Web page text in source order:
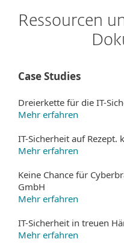
Ressourcen
Case Studies
Dreierkette für die IT-
Mehr erfahren
IT-Sicherheit auf Rezept.
Mehr erfahren
Keine Chance für
GmbH
Mehr erfahren
IT-Sicherheit in treuen
Mehr erfahren